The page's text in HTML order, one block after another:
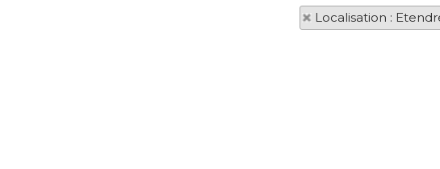
Localisation :